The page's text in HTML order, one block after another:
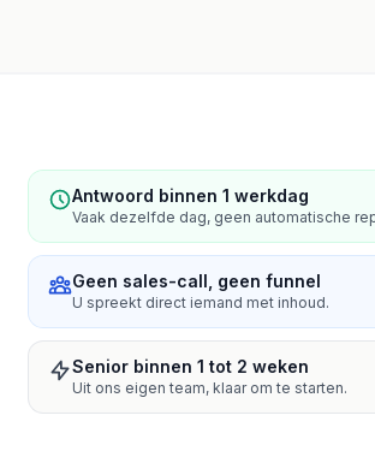
Antwoord binnen 1 werkdag
Vaak dezelfde dag, geen automatische
Geen sales-call, geen funnel
U spreekt direct iemand met inhoud.
Senior binnen 1 tot 2 weken
Uit ons eigen team, klaar om te starten.